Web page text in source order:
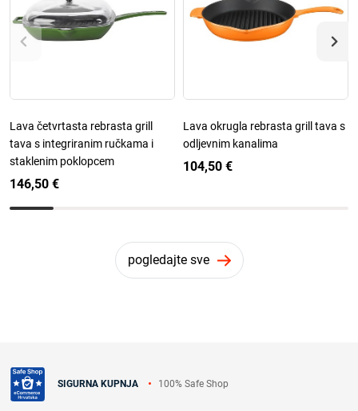
Lava četvrtasta rebrasta grill
tava s integriranim ručkama i
staklenim poklopcem
146,50 €
Lava okrugla rebrasta grill tava s
odljevnim kanalima
104,50 €
pogledajte sve
SIGURNA KUPNJA 100% Safe Shop